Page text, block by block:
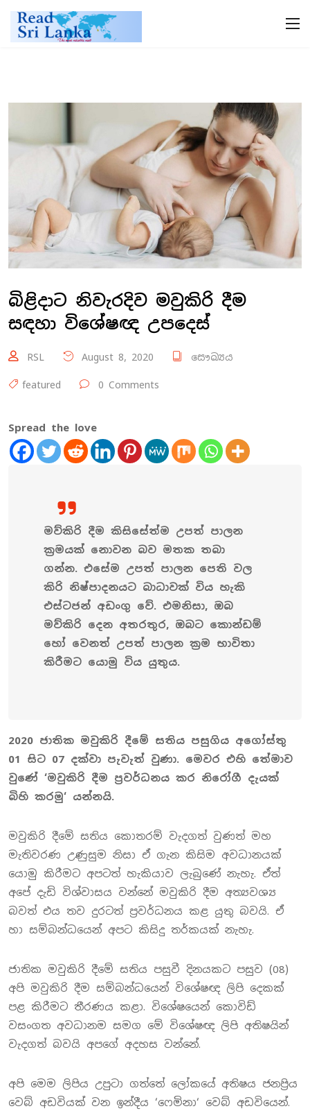
බිළිදාට නිවැරදිව මවුකිරි දීම
සඳහා විශේෂඥ උපදෙස්
RSL August 8, 2020 සෞඛ්‍යය
featured 0 Comments
Spread the love
මව්කිරි දීම කිසිසේත්ම උපත් පාලන
ක්‍රමයක් නොවන බව මතක තබා
ගන්න. එසේම උපත් පාලන පෙති වල
කිරි නිෂ්පාදනයට බාධාවක් විය හැකි
එස්ටජන් අඩංගු වේ. එමනිසා, ඔබ
මව්කිරි දෙන අතරතුර, ඔබට කොන්ඩම්
හෝ වෙනත් උපත් පාලන ක්‍රම භාවිතා
කිරීමට යොමු විය යුතුය.
2020 ජාතික මවුකිරි දීමේ සතිය පසුගිය අගෝස්තු
01 සිට 07 දක්වා පැවැත් වුණා. මෙවර එහි තේමාව
වුණේ ‘මවුකිරි දීම ප්‍රවර්ධනය කර නිරෝගී දැයක්
බිහි කරමු‘ යන්නයි.
මවුකිරි දීමේ සතිය කොතරම් වැදගත් වුණත් මහ
මැතිවරණ උණුසුම නිසා ඒ ගැන කිසිම අවධානයක්
යොමු කිරීමට අපටත් හැකියාව ලැබුණේ නැහැ. ඒත්
අපේ දැඩි විශ්වාසය වන්නේ මවුකිරි දීම අත්‍යවශ්‍ය
බවත් එය තව දුරටත් ප්‍රවර්ධනය කළ යුතු බවයි. ඒ
හා සම්බන්ධයෙන් අපට කිසිදු තර්කයක් නැහැ.
ජාතික මවුකිරි දීමේ සතිය පසුවී දිනයකට පසුව (08)
අපි මවුකිරි දීම සම්බන්ධයෙන් විශේෂඥ ලිපි දෙකක්
පළ කිරීමට තීරණය කළා. විශේෂයෙන් කොවිඩ්
වසංගත අවධානම සමග මේ විශේෂඥ ලිපි අතිෂයින්
වැදගත් බවයි අපගේ අදහස වන්නේ.
අපි මෙම ලිපිය උපුටා ගත්තේ ලෝකයේ අතිෂය ජනප්‍රිය
වෙබ් අඩවියක් වන ඉන්දීය ‘ෆෙමිනා‘ වෙබ් අඩවියෙන්.